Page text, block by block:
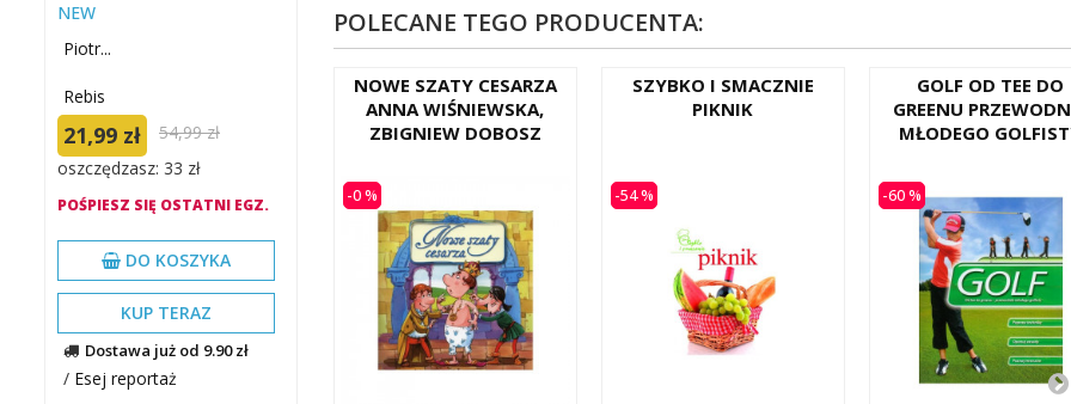
NEW
Piotr...
Rebis
21,99 zł
54,99 zł
oszczędzasz: 33 zł
POŚPIESZ SIĘ OSTATNI EGZ.
DO KOSZYKA
KUP TERAZ
Dostawa już od 9.90 zł
/ Esej reportaż
POLECANE TEGO PRODUCENTA:
NOWE SZATY CESARZA
ANNA WIŚNIEWSKA,
ZBIGNIEW DOBOSZ
-0 %
SZYBKO I SMACZNIE
PIKNIK
-54 %
GOLF OD TEE DO
GREENU
MŁODEGO
-60 %